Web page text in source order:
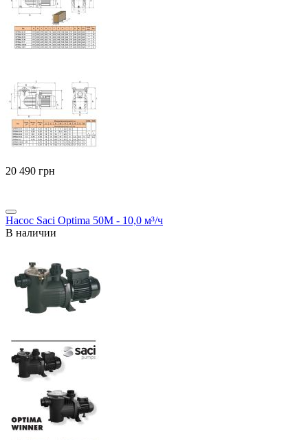
‍20 490‍ грн
Насос Saci Optima 50M - 10,0 м³/ч
В наличии